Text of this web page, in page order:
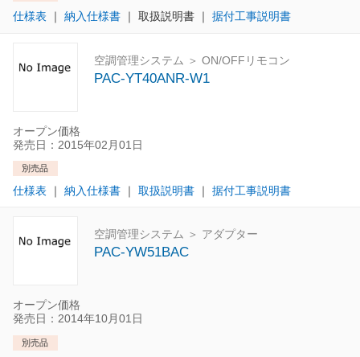
仕様表 ｜ 納入仕様書 ｜ 取扱説明書｜ 据付工事説明書
空調管理システム ＞ ON/OFFリモコン
PAC-YT40ANR-W1
オープン価格
発売日：2015年02月01日
別売品
仕様表 ｜ 納入仕様書 ｜ 取扱説明書 ｜ 据付工事説明書
空調管理システム ＞ アダプター
PAC-YW51BAC
オープン価格
発売日：2014年10月01日
別売品